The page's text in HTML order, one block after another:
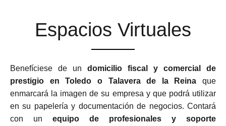
Espacios Virtuales
Benefíciese de un domicilio fiscal y comercial de
prestigio en Toledo o Talavera de la Reina que
enmarcará la imagen de su empresa y que podrá utilizar
en su papelería y documentación de negocios. Contará
con un equipo de profesionales y soporte